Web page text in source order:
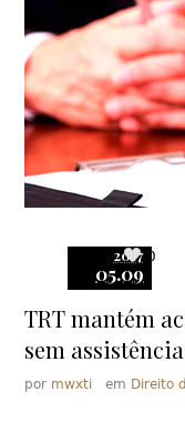
2017
05.09
0
TRT mantém
sem
por mwxti em Direito